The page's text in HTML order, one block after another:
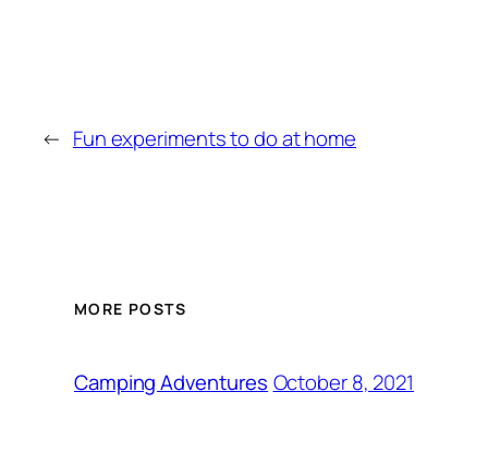
← Fun experiments to do at home
MORE POSTS
Camping Adventures October 8, 2021